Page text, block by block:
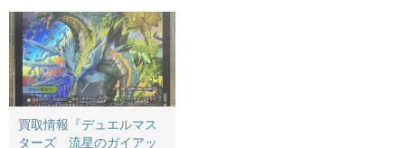
買取情報『デュエルマス
ターズ 流星のガイアッ